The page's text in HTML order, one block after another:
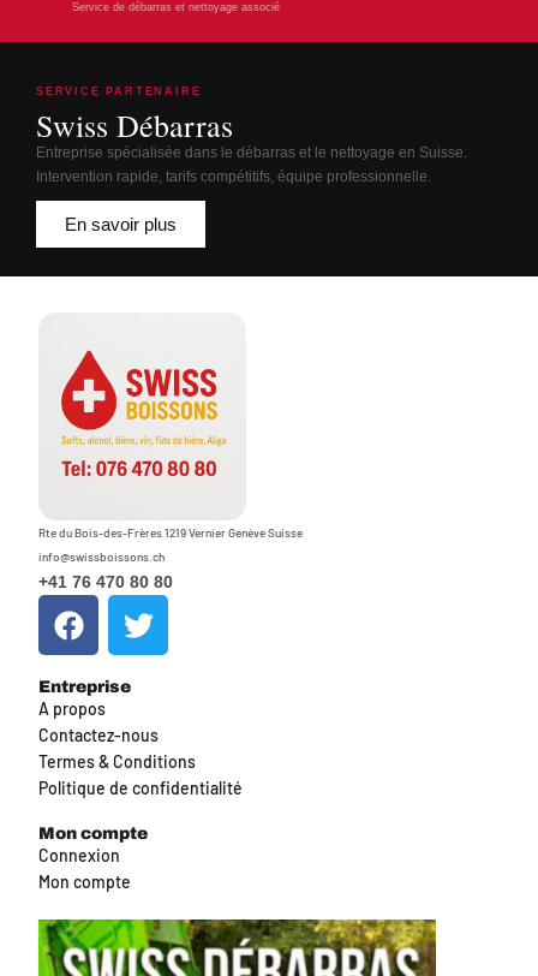
Service de débarras et nettoyage associé
SERVICE PARTENAIRE
Swiss Débarras
Entreprise spécialisée dans le débarras et le nettoyage en Suisse.
Intervention rapide, tarifs compétitifs, équipe professionnelle.
En savoir plus
Rte du Bois-des-Frères 1219 Vernier Genève Suisse
info@swissboissons.ch
+41 76 470 80 80
Entreprise
A propos
Contactez-nous
Termes & Conditions
Politique de confidentialité
Mon compte
Connexion
Mon compte